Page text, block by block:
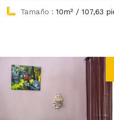
Tamaño : 10m² / 107,63